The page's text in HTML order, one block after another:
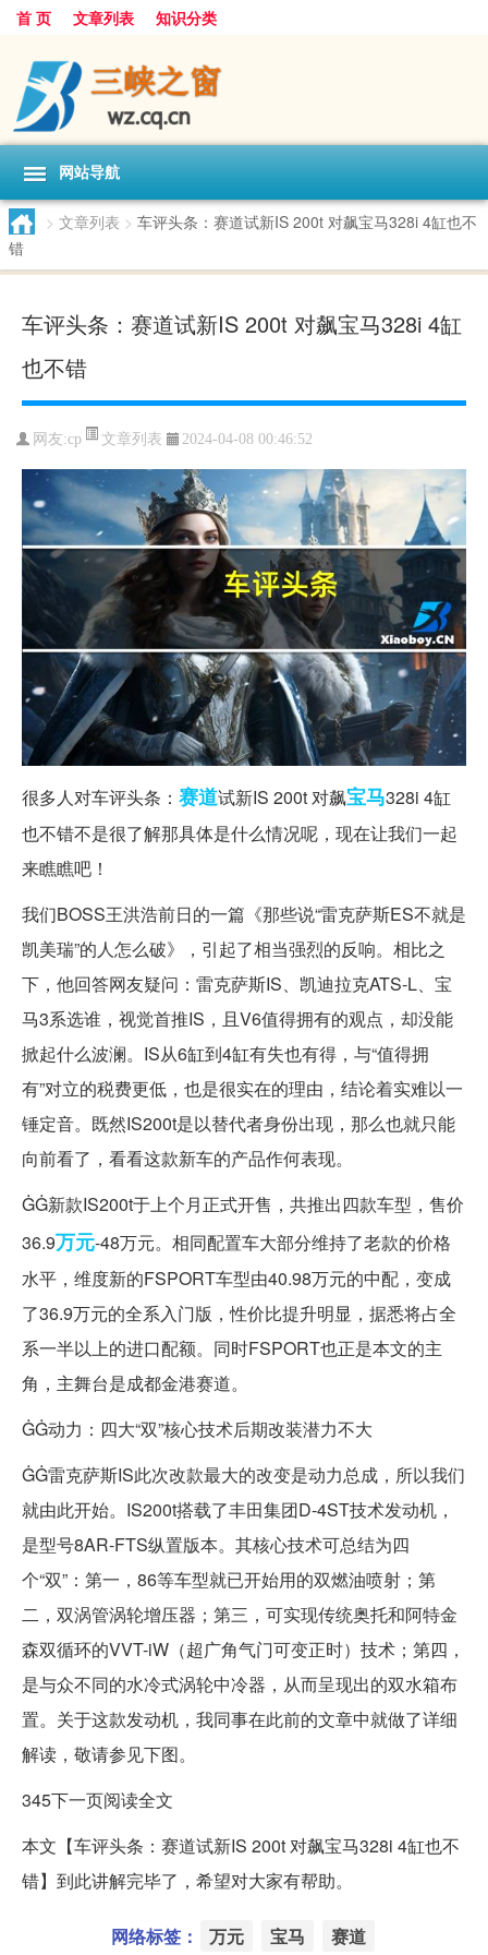
首 页 文章列表 知识分类
网站导航
> 文章列表 > 车评头条：赛道试新IS 200t 对飙宝马328i 4缸也不
错
车评头条：赛道试新IS 200t 对飙宝马328i 4缸
也不错
网友:cp 文章列表 2024-04-08 00:46:52
很多人对车评头条： 赛道试新IS 200t 对飙宝马328i 4缸
也不错不是很了解那具体是什么情况呢，现在让我们一起
来瞧瞧吧！
我们BOSS王洪浩前日的一篇《那些说“雷克萨斯ES不就是
凯美瑞”的人怎么破》，引起了相当强烈的反响。相比之
下，他回答网友疑问：雷克萨斯IS、凯迪拉克ATS-L、宝
马3系选谁，视觉首推IS，且V6值得拥有的观点，却没能
掀起什么波澜。IS从6缸到4缸有失也有得，与“值得拥
有”对立的税费更低，也是很实在的理由，结论着实难以一
锤定音。既然IS200t是以替代者身份出现，那么也就只能
向前看了，看看这款新车的产品作何表现。
ĠĠ新款IS200t于上个月正式开售，共推出四款车型，售价
36.9万元-48万元。相同配置车大部分维持了老款的价格
水平，维度新的FSPORT车型由40.98万元的中配，变成
了36.9万元的全系入门版，性价比提升明显，据悉将占全
系一半以上的进口配额。同时FSPORT也正是本文的主
角，主舞台是成都金港赛道。
ĠĠ动力：四大“双”核心技术后期改装潜力不大
ĠĠ雷克萨斯IS此次改款最大的改变是动力总成，所以我们
就由此开始。IS200t搭载了丰田集团D-4ST技术发动机，
是型号8AR-FTS纵置版本。其核心技术可总结为四
个“双”：第一，86等车型就已开始用的双燃油喷射；第
二，双涡管涡轮增压器；第三，可实现传统奥托和阿特金
森双循环的VVT-iW（超广角气门可变正时）技术；第四，
是与众不同的水冷式涡轮中冷器，从而呈现出的双水箱布
置。关于这款发动机，我同事在此前的文章中就做了详细
解读，敬请参见下图。
345下一页阅读全文
本文【车评头条：赛道试新IS 200t 对飙宝马328i 4缸也不
错】到此讲解完毕了，希望对大家有帮助。
网络标签： 万元 宝马 赛道